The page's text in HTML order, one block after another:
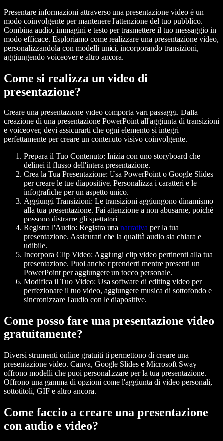
Presentare informazioni attraverso una presentazione video è un
modo coinvolgente per mantenere l'attenzione del tuo pubblico.
Combina audio, immagini e testo per trasmettere il tuo messaggio in
modo efficace. Esploriamo come realizzare una presentazione video,
personalizzandola con modelli unici, incorporando transizioni,
aggiungendo voiceover e altro ancora.
Come si realizza un video di
presentazione?
Creare una presentazione video comporta vari passaggi. Dalla
creazione di una presentazione PowerPoint all'aggiunta di transizioni
e voiceover, devi assicurarti che ogni elemento si integri
perfettamente per creare un contenuto visivo coinvolgente.
Prepara il Tuo Contenuto: Inizia con uno storyboard che
delinei il flusso dell'intera presentazione.
Crea la Tua Presentazione: Usa PowerPoint o Google Slides
per creare le tue diapositive. Personalizza i caratteri e le
infografiche per un aspetto unico.
Aggiungi Transizioni: Le transizioni aggiungono dinamismo
alla tua presentazione. Fai attenzione a non abusarne, poiché
possono distrarre gli spettatori.
Registra l'Audio: Registra una narrativa per la tua
presentazione. Assicurati che la qualità audio sia chiara e
udibile.
Incorpora Clip Video: Aggiungi clip video pertinenti alla tua
presentazione. Puoi anche riprenderti mentre presenti un
PowerPoint per aggiungere un tocco personale.
Modifica il Tuo Video: Usa software di editing video per
perfezionare il tuo video, aggiungere musica di sottofondo e
sincronizzare l'audio con le diapositive.
Come posso fare una presentazione video
gratuitamente?
Diversi strumenti online gratuiti ti permettono di creare una
presentazione video. Canva, Google Slides e Microsoft Sway
offrono modelli che puoi personalizzare per la tua presentazione.
Offrono una gamma di opzioni come l'aggiunta di video personali,
sottotitoli, GIF e altro ancora.
Come faccio a creare una presentazione
con audio e video?